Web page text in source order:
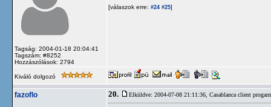
Tagság: 2004-01-18 20:04:41
Tagszám: #8252
Hozzászólások: 2794
[válaszok erre: #24 #25]
Kiváló dolgozó
fazoflo 20. Elküldve: 2004-07-08 21:11:36, Casablanca client